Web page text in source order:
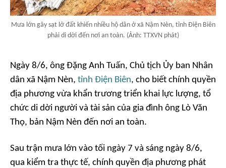
Mưa lớn gây sạt lở đất khiến nhiều hộ dân ở xã Nậm Nèn, tỉnh Điện Biên
phải di dời đến nơi an toàn. (Ảnh: TTXVN phát)
Ngày 8/6, ông Đặng Anh Tuấn, Chủ tịch Ủy ban Nhân
dân xã Nậm Nèn, tỉnh Điện Biên, cho biết chính quyền
địa phương vừa khẩn trương triển khai lực lượng, tổ
chức di dời người và tài sản của gia đình ông Lò Văn
Thọ, bản Nậm Nèn đến nơi an toàn.
Sau trận mưa lớn vào tối ngày 7 và sáng ngày 8/6,
qua kiểm tra thực tế, chính quyền địa phương phát